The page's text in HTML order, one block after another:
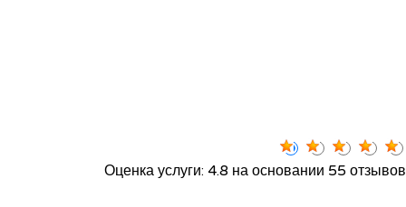
Оценка услуги: 4.8 на основании 55 отзывов